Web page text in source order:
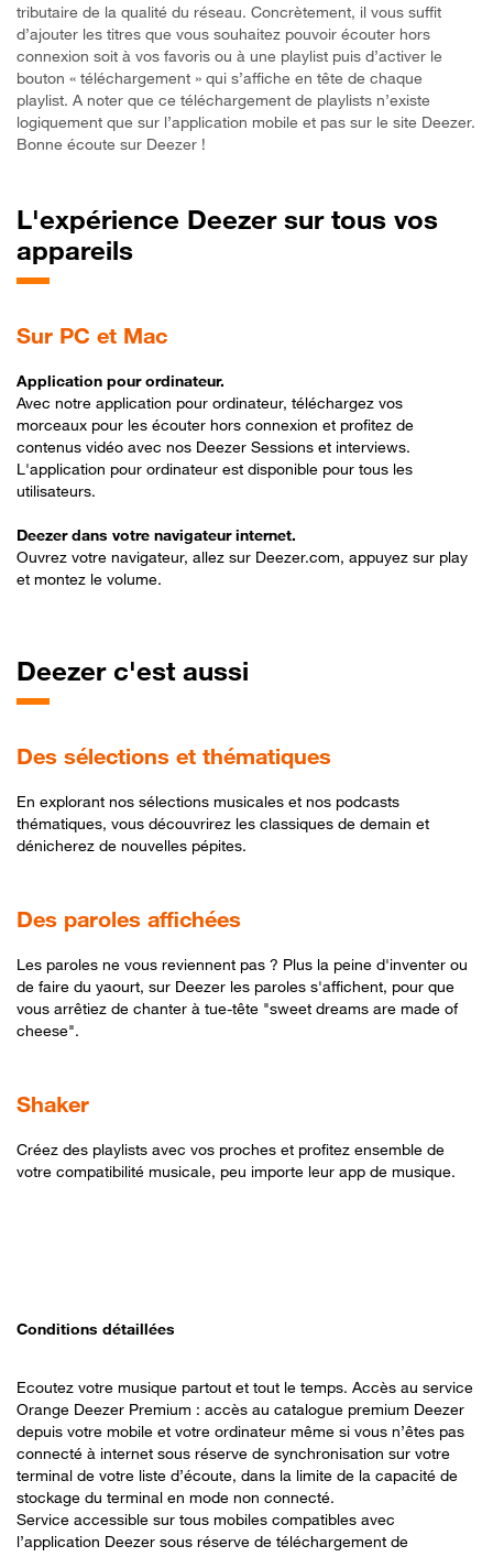
tributaire de la qualité du réseau. Concrètement, il vous suffit
d’ajouter les titres que vous souhaitez pouvoir écouter hors
connexion soit à vos favoris ou à une playlist puis d’activer le
bouton « téléchargement » qui s’affiche en tête de chaque
playlist. A noter que ce téléchargement de playlists n’existe
logiquement que sur l’application mobile et pas sur le site Deezer.
Bonne écoute sur Deezer !
L'expérience Deezer sur tous vos
appareils
Sur PC et Mac
Application pour ordinateur.
Avec notre application pour ordinateur, téléchargez vos
morceaux pour les écouter hors connexion et profitez de
contenus vidéo avec nos Deezer Sessions et interviews.
L'application pour ordinateur est disponible pour tous les
utilisateurs.
Deezer dans votre navigateur internet.
Ouvrez votre navigateur, allez sur Deezer.com, appuyez sur play
et montez le volume.
Deezer c'est aussi
Des sélections et thématiques
En explorant nos sélections musicales et nos podcasts
thématiques, vous découvrirez les classiques de demain et
dénicherez de nouvelles pépites.
Des paroles affichées
Les paroles ne vous reviennent pas ? Plus la peine d'inventer ou
de faire du yaourt, sur Deezer les paroles s'affichent, pour que
vous arrêtiez de chanter à tue-tête "sweet dreams are made of
cheese".
Shaker
Créez des playlists avec vos proches et profitez ensemble de
votre compatibilité musicale, peu importe leur app de musique.
Conditions détaillées
Ecoutez votre musique partout et tout le temps. Accès au service
Orange Deezer Premium : accès au catalogue premium Deezer
depuis votre mobile et votre ordinateur même si vous n’êtes pas
connecté à internet sous réserve de synchronisation sur votre
terminal de votre liste d’écoute, dans la limite de la capacité de
stockage du terminal en mode non connecté.
Service accessible sur tous mobiles compatibles avec
l’application Deezer sous réserve de téléchargement de